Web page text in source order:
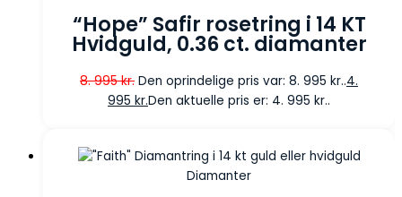
“Hope” Safir rosetring i 14 KT
Hvidguld, 0.36 ct. diamanter
8. 995kr. Den oprindelige pris var: 8. 995 kr..4.
995 kr.Den aktuelle pris er: 4. 995 kr..
Diamanter